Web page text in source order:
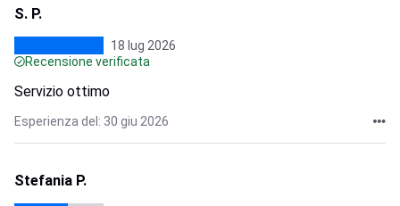
S. P.
18 lug 2026
Recensione verificata
Servizio ottimo
Esperienza del: 30 giu 2026
Stefania P.